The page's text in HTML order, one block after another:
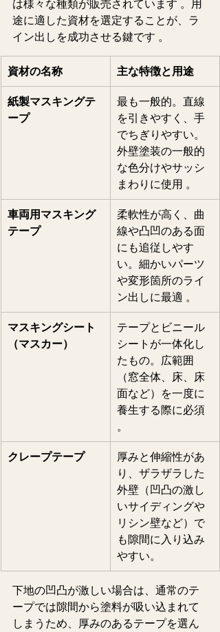
は様々な種類が販売されています 。用
途に適した資材を選定することが、ラ
イン出しを成功させる鍵です 。
資材の名称 主な特徴と用途
紙製マスキングテ
ープ
最も一般的。直線
を引きやすく、手
でちぎりやすい。
外壁塗装の一般的
な色分けやサッシ
まわりに使用 。
車両用マスキング
テープ
柔軟性が高く、曲
線や凸凹のある面
にも追従しやす
い。細かいパーツ
や変形箇所のライ
ン出しに最適 。
マスキングシート
（マスカー）
テープとビニール
シートが一体化し
たもの。広範囲
（窓全体、床、床
面など）を一度に
養生する際に必須
。
クレープテープ
厚みと伸縮性があ
り、ザラザラした
外壁（凹凸の激し
いサイディングや
リシン壁など）で
も隙間に入り込み
やすい。
下地の凹凸が激しい場合は、通常のテ
ープでは隙間から塗料が吸い込まれて
しまうため、厚みのあるテープを選ん